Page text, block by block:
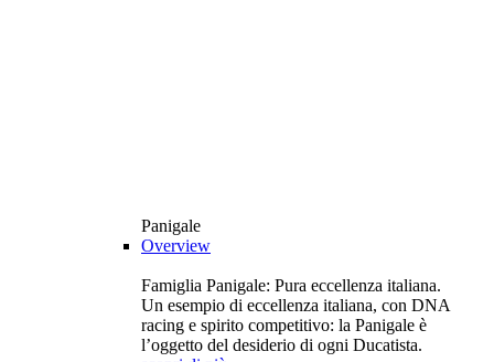
Panigale
Overview
Famiglia Panigale: Pura eccellenza italiana.
Un esempio di eccellenza italiana, con DNA
racing e spirito competitivo: la Panigale è
l’oggetto del desiderio di ogni Ducatista.